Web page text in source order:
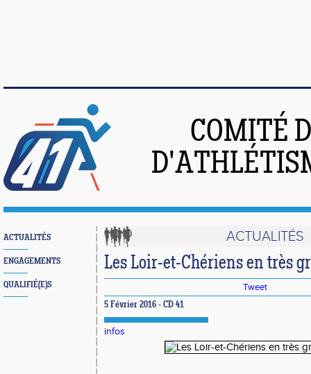
COMITÉ
ACTUALITÉS
ENGAGEMENTS
QUALIFIÉ(E)S
ACTUALITÉS
Les Loir-et-Chériens en très
Tweet
5 Février 2016 - CD 41
infos